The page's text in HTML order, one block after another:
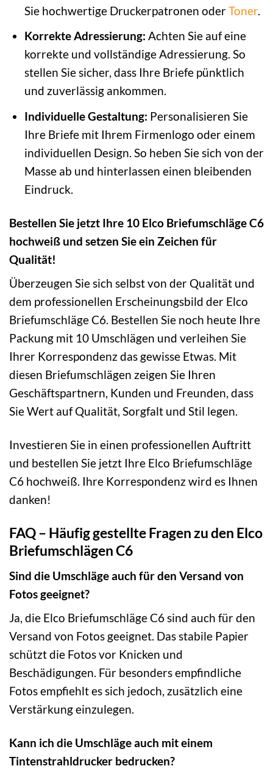
Sie hochwertige Druckerpatronen oderToner.
Korrekte Adressierung: Achten Sie auf eine
korrekte und vollständige Adressierung. So
stellen Sie sicher, dass Ihre Briefe pünktlich
und zuverlässig ankommen.
Individuelle Gestaltung: Personalisieren Sie
Ihre Briefe mit Ihrem Firmenlogo oder einem
individuellen Design. So heben Sie sich von der
Masse ab und hinterlassen einen bleibenden
Eindruck.
Bestellen Sie jetzt Ihre 10 Elco Briefumschläge C6
hochweiß und setzen Sie ein Zeichen für
Qualität!
Überzeugen Sie sich selbst von der Qualität und
dem professionellen Erscheinungsbild der Elco
Briefumschläge C6. Bestellen Sie noch heute Ihre
Packung mit 10 Umschlägen und verleihen Sie
Ihrer Korrespondenz das gewisse Etwas. Mit
diesen Briefumschlägen zeigen Sie Ihren
Geschäftspartnern, Kunden und Freunden, dass
Sie Wert auf Qualität, Sorgfalt und Stil legen.
Investieren Sie in einen professionellen Auftritt
und bestellen Sie jetzt Ihre Elco Briefumschläge
C6 hochweiß. Ihre Korrespondenz wird es Ihnen
danken!
FAQ – Häufig gestellte Fragen zu den Elco
Briefumschlägen C6
Sind die Umschläge auch für den Versand von
Fotos geeignet?
Ja, die Elco Briefumschläge C6 sind auch für den
Versand von Fotos geeignet. Das stabile Papier
schützt die Fotos vor Knicken und
Beschädigungen. Für besonders empfindliche
Fotos empfiehlt es sich jedoch, zusätzlich eine
Verstärkung einzulegen.
Kann ich die Umschläge auch mit einem
Tintenstrahldrucker bedrucken?